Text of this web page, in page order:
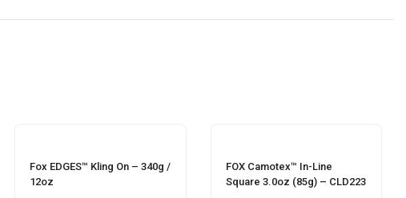
Fox EDGES™ Kling On – 340g /
12oz
FOX Camotex™ In-Line
Square 3.0oz (85g) – CLD223